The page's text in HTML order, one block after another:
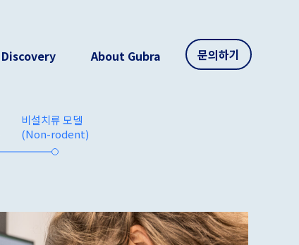
Discovery About Gubra 문의하기
비설치류 모델
(Non-rodent)